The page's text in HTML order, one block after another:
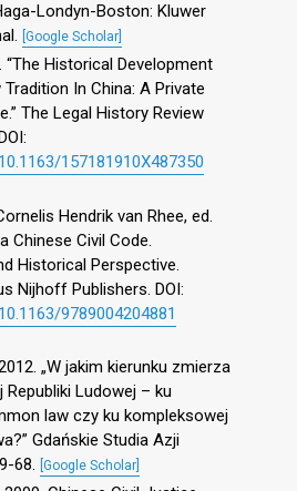
Londyn-Boston: Kluwer
[Google Scholar]
“The Historical Development
In China: A Private
The Legal History Review
157181910X487350
Hendrik van Rhee, ed.
Chinese Civil Code.
Historical Perspective.
Nijhoff Publishers. DOI:
9789004204881
„W jakim kierunku zmierza
Republiki Ludowej – ku
law czy ku kompleksowej
Gdańskie Studia Azji
68. [Google Scholar]